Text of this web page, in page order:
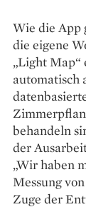
Wie die App
die eigene
„Light Map“
automatisch
behandeln
der
„Wir haben
Messung
Zuge der